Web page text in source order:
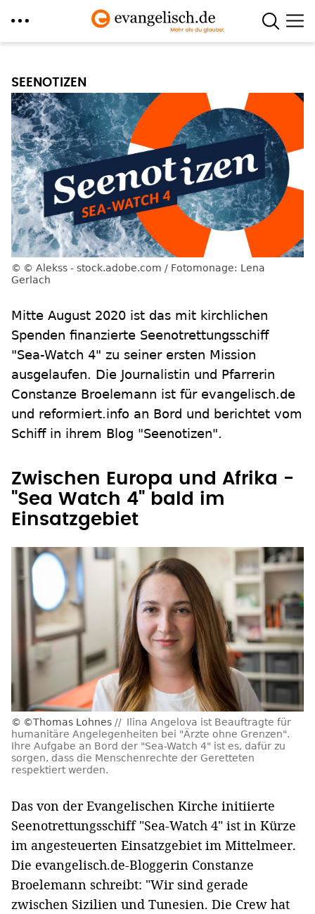
Inhalt
SEENOTIZEN
© Alekss - stock.adobe.com / Fotomonage: Lena
Gerlach
Mitte August 2020 ist das mit kirchlichen
Spenden finanzierte Seenotrettungsschiff
"Sea-Watch 4" zu seiner ersten Mission
ausgelaufen. Die Journalistin und Pfarrerin
Constanze Broelemann ist für evangelisch.de
und reformiert.info an Bord und berichtet vom
Schiff in ihrem Blog "Seenotizen".
Zwischen Europa und Afrika -
"Sea Watch 4" bald im
Einsatzgebiet
©Thomas Lohnes
Ilina Angelova ist Beauftragte für
humanitäre Angelegenheiten bei "Ärzte ohne Grenzen".
Ihre Aufgabe an Bord der "Sea-Watch 4" ist es, dafür zu
sorgen, dass die Menschenrechte der Geretteten
respektiert werden.
Das von der Evangelischen Kirche initiierte
Seenotrettungsschiff "Sea-Watch 4" ist in Kürze
im angesteuerten Einsatzgebiet im Mittelmeer.
Die evangelisch.de-Bloggerin Constanze
Broelemann schreibt: "Wir sind gerade
zwischen Sizilien und Tunesien. Die Crew hat